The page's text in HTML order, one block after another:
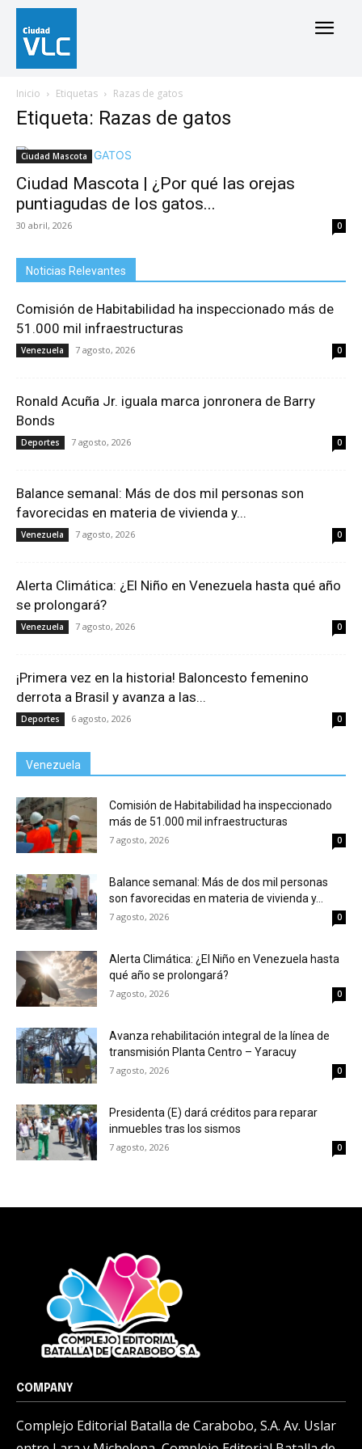
Inicio Etiquetas Razas de gatos
Etiqueta: Razas de gatos
Ciudad Mascota
Ciudad Mascota | ¿Por qué las orejas
puntiagudas de los gatos...
30 abril, 2026 0
Noticias Relevantes
Comisión de Habitabilidad ha inspeccionado más de
51.000 mil infraestructuras
Venezuela 7 agosto, 2026 0
Ronald Acuña Jr. iguala marca jonronera de Barry
Bonds
Deportes 7 agosto, 2026 0
Balance semanal: Más de dos mil personas son
favorecidas en materia de vivienda y...
Venezuela 7 agosto, 2026 0
Alerta Climática: ¿El Niño en Venezuela hasta qué año
se prolongará?
Venezuela 7 agosto, 2026 0
¡Primera vez en la historia! Baloncesto femenino
derrota a Brasil y avanza a las...
Deportes 6 agosto, 2026 0
Venezuela
Comisión de Habitabilidad ha inspeccionado
más de 51.000 mil infraestructuras
7 agosto, 2026 0
Balance semanal: Más de dos mil personas
son favorecidas en materia de vivienda y...
7 agosto, 2026 0
Alerta Climática: ¿El Niño en Venezuela hasta
qué año se prolongará?
7 agosto, 2026 0
Avanza rehabilitación integral de la línea de
transmisión Planta Centro – Yaracuy
7 agosto, 2026 0
Presidenta (E) dará créditos para reparar
inmuebles tras los sismos
7 agosto, 2026 0
COMPANY
Complejo Editorial Batalla de Carabobo, S.A. Av. Uslar